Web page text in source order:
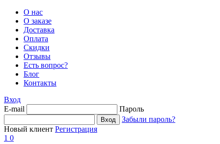
О нас
О заказе
Доставка
Оплата
Скидки
Отзывы
Есть вопрос?
Блог
Контакты
Вход
E-mail
Пароль
Забыли пароль?
Новый клиент Регистрация
1 0